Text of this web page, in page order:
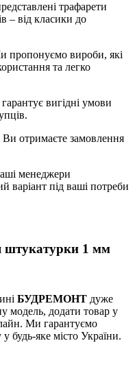
трафарети
– від класики до
пропонуємо вироби, які
та легко
вигідні умови
Ви отримаєте замовлення
менеджери
варіант під ваші потреби
штукатурки 1 мм
БУДРЕМОНТ дуже
модель, додати товар у
Ми гарантуємо
будь-яке місто України.